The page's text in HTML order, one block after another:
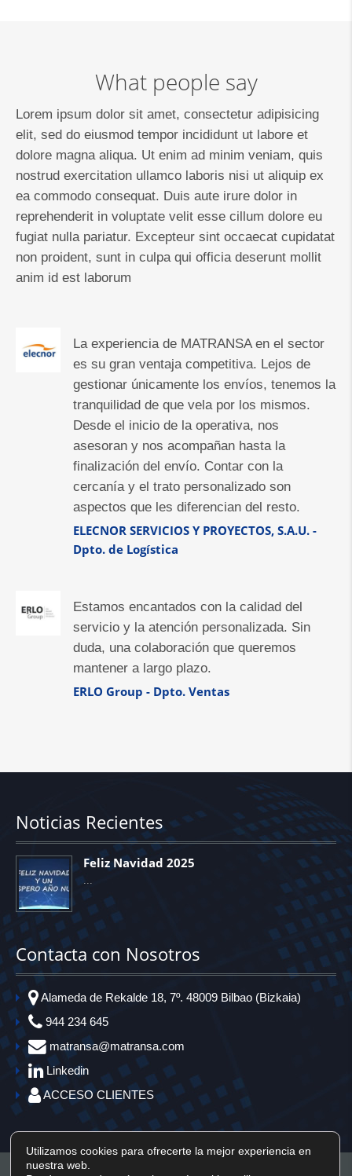
What people say
Lorem ipsum dolor sit amet, consectetur adipisicing
elit, sed do eiusmod tempor incididunt ut labore et
dolore magna aliqua. Ut enim ad minim veniam, quis
nostrud exercitation ullamco laboris nisi ut aliquip ex
ea commodo consequat. Duis aute irure dolor in
reprehenderit in voluptate velit esse cillum dolore eu
fugiat nulla pariatur. Excepteur sint occaecat cupidatat
non proident, sunt in culpa qui officia deserunt mollit
anim id est laborum
La experiencia de MATRANSA en el sector
es su gran ventaja competitiva. Lejos de
gestionar únicamente los envíos, tenemos la
tranquilidad de que vela por los mismos.
Desde el inicio de la operativa, nos
asesoran y nos acompañan hasta la
finalización del envío. Contar con la
cercanía y el trato personalizado son
aspectos que les diferencian del resto.
ELECNOR SERVICIOS Y PROYECTOS, S.A.U. -
Dpto. de Logística
Estamos encantados con la calidad del
servicio y la atención personalizada. Sin
duda, una colaboración que queremos
mantener a largo plazo.
ERLO Group - Dpto. Ventas
Noticias Recientes
Feliz Navidad 2025
Contacta con Nosotros
Alameda de Rekalde 18, 7º. 48009 Bilbao (Bizkaia)
944 234 645
matransa@matransa.com
Linkedin
ACCESO CLIENTES
Utilizamos cookies para ofrecerte la mejor experiencia en
nuestra web.